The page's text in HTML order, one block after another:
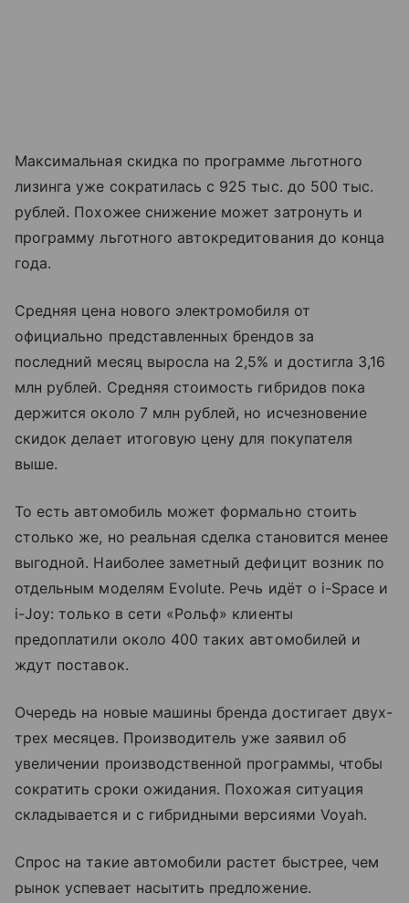
Максимальная скидка по программе льготного
лизинга уже сократилась с 925 тыс. до 500 тыс.
рублей. Похожее снижение может затронуть и
программу льготного автокредитования до конца
года.
Средняя цена нового электромобиля от
официально представленных брендов за
последний месяц выросла на 2,5% и достигла 3,16
млн рублей. Средняя стоимость гибридов пока
держится около 7 млн рублей, но исчезновение
скидок делает итоговую цену для покупателя
выше.
То есть автомобиль может формально стоить
столько же, но реальная сделка становится менее
выгодной. Наиболее заметный дефицит возник по
отдельным моделям Evolute. Речь идёт о i-Space и
i-Joy: только в сети «Рольф» клиенты
предоплатили около 400 таких автомобилей и
ждут поставок.
Очередь на новые машины бренда достигает двух-
трех месяцев. Производитель уже заявил об
увеличении производственной программы, чтобы
сократить сроки ожидания. Похожая ситуация
складывается и с гибридными версиями Voyah.
Спрос на такие автомобили растет быстрее, чем
рынок успевает насытить предложение.